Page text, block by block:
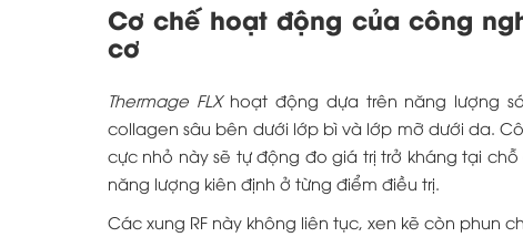
Cơ chế hoạt động của công
cơ
Thermage FLXhoạt động dựa trên năng lượng
collagen sâu bên dưới lớp bì và lớp mỡ dưới da.
cực nhỏ này sẽ tự động đo giá trị trở kháng tại
năng lượng kiên định ở từng điểm điều trị.
Các xung RF này không liên tục, xen kẽ còn phun